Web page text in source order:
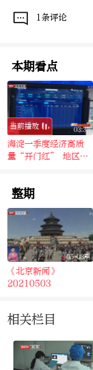
1条评论
本期看点
03:35
当前播放
海淀一季度经济高质
量“开门红” 地区生
整期
05-03期
《北京新闻》
20210503
相关栏目